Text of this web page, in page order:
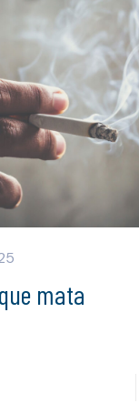
mata